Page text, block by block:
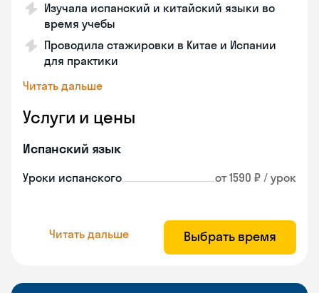
Изучала испанский и китайский языки во
время учебы
Проводила стажировки в Китае и Испании
для практики
Читать дальше
Услуги и цены
Испанский язык
Уроки испанского от 1590 ₽ / урок
Читать дальше Выбрать время